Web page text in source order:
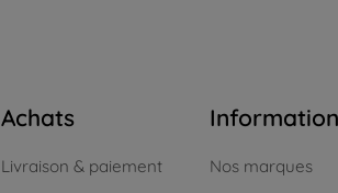
Achats
Livraison & paiement
Nos marques